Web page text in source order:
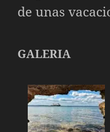
de unas
GALERIA